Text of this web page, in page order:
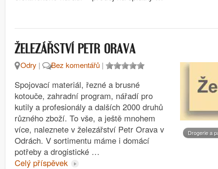
ŽELEZÁŘSTVÍ PETR ORAVA
Drogerie a
Odry | Bez komentářů |
Spojovací materiál, řezné a brusné
kotouče, zahradní program, nářadí pro
kutily a profesionály a dalších 2000 druhů
různého zboží. To vše, a ještě mnohem
více, naleznete v železářství Petr Orava v
Odrách. V sortimentu máme i domácí
potřeby a drogistické …
Celý příspěvek